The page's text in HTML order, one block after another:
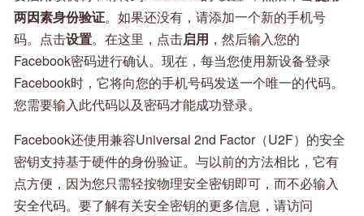
两因素身份验证。如果还没有，请添加一个新的手机号
码。点击设置。在这里，点击启用 ，然后输入您的
Facebook密码进行确认。现在，每当您使用新设备登录
Facebook时，它将向您的手机号码发送一个唯一的代码。
您需要输入此代码以及密码才能成功登录。
Facebook还使用兼容Universal 2nd Factor（U2F）的安全
密钥支持基于硬件的身份验证。与以前的方法相比，它有
点方便，因为您只需轻按物理安全密钥即可，而不必输入
安全代码。要了解有关安全密钥的更多信息，请访问